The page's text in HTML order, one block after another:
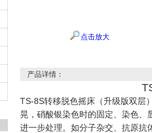
点击放大
产品详情：
TS-8S转移脱色摇床（升级版双层
晃，硝酸银染色时的固定、染色、
进一步处理。如分子杂交、抗原抗